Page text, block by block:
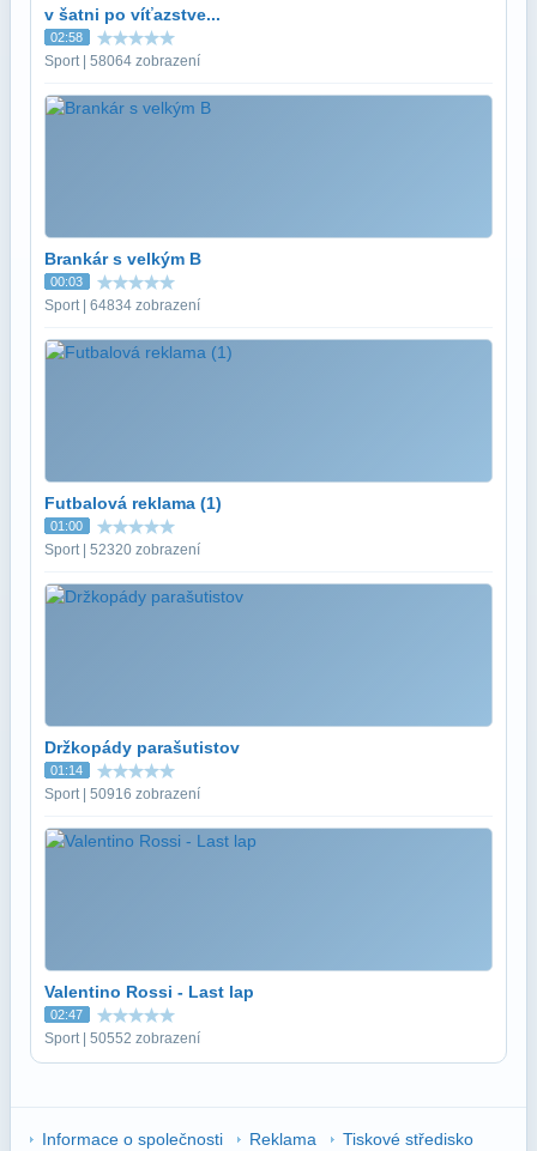
v šatni po víťazstve...
02:58
Sport | 58064 zobrazení
Brankár s velkým B
00:03
Sport | 64834 zobrazení
Futbalová reklama (1)
01:00
Sport | 52320 zobrazení
Držkopády parašutistov
01:14
Sport | 50916 zobrazení
Valentino Rossi - Last lap
02:47
Sport | 50552 zobrazení
Informace o společnosti Reklama Tiskové středisko